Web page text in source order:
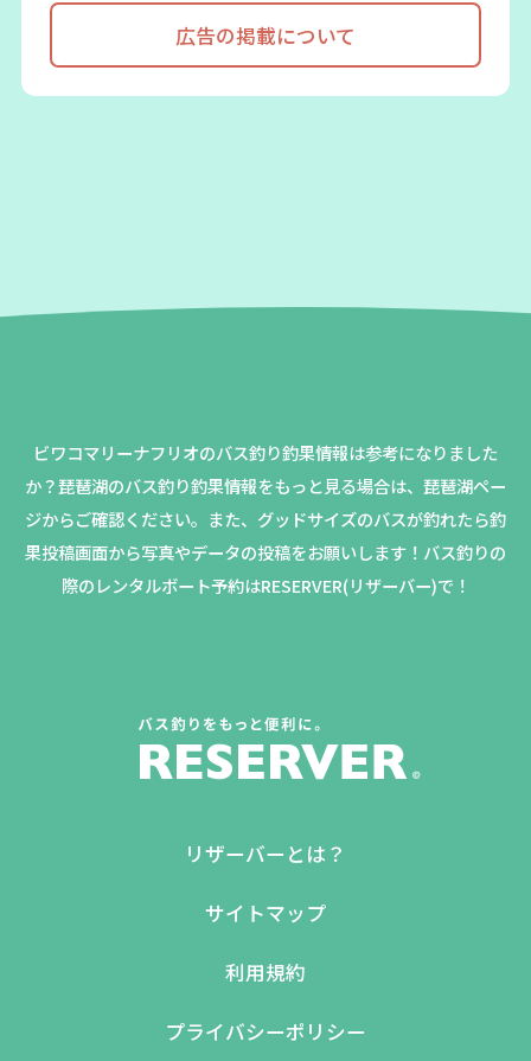
広告の掲載について
ビワコマリーナフリオのバス釣り釣果情報は参考になりました
か？琵琶湖のバス釣り釣果情報をもっと見る場合は、琵琶湖ペー
ジからご確認ください。 また、グッドサイズのバスが釣れたら釣
果投稿画面から写真やデータの投稿をお願いします！バス釣りの
際のレンタルボート予約はRESERVER(リザーバー)で！
リザーバーとは？
サイトマップ
利用規約
プライバシーポリシー